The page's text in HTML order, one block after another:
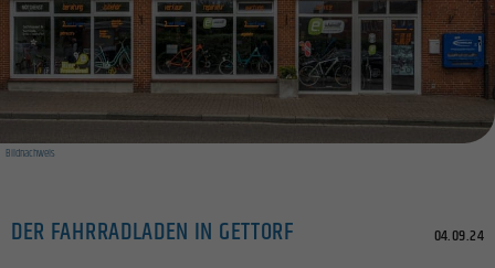
Bildnachweis
DER FAHRRADLADEN IN GETTORF 04.09.24